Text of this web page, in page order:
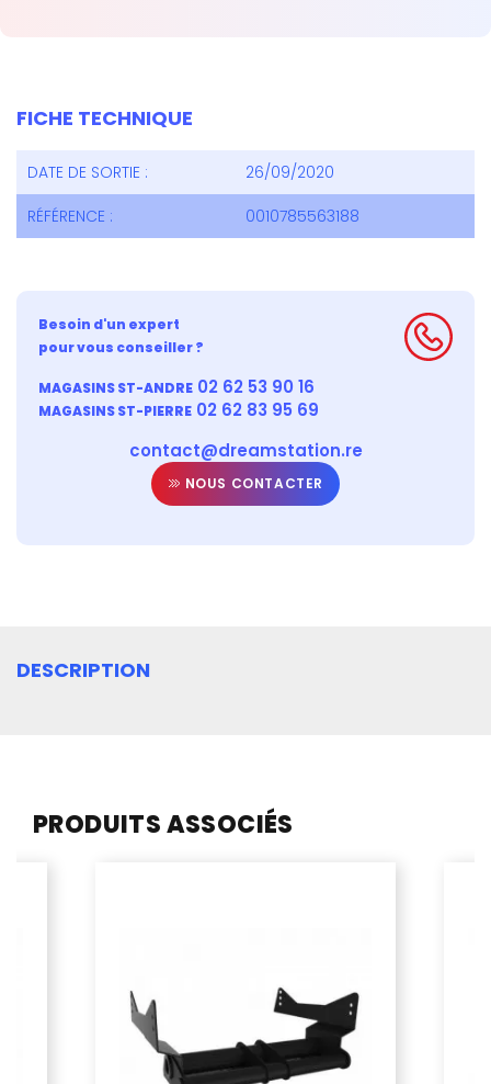
FICHE TECHNIQUE
DATE DE SORTIE :
26/09/2020
RÉFÉRENCE :
0010785563188
Besoin d'un expert
pour vous conseiller ?
MAGASINS ST-ANDRE 02 62 53 90 16
MAGASINS ST-PIERRE 02 62 83 95 69
contact@dreamstation.re
NOUS CONTACTER
DESCRIPTION
PRODUITS ASSOCIÉS